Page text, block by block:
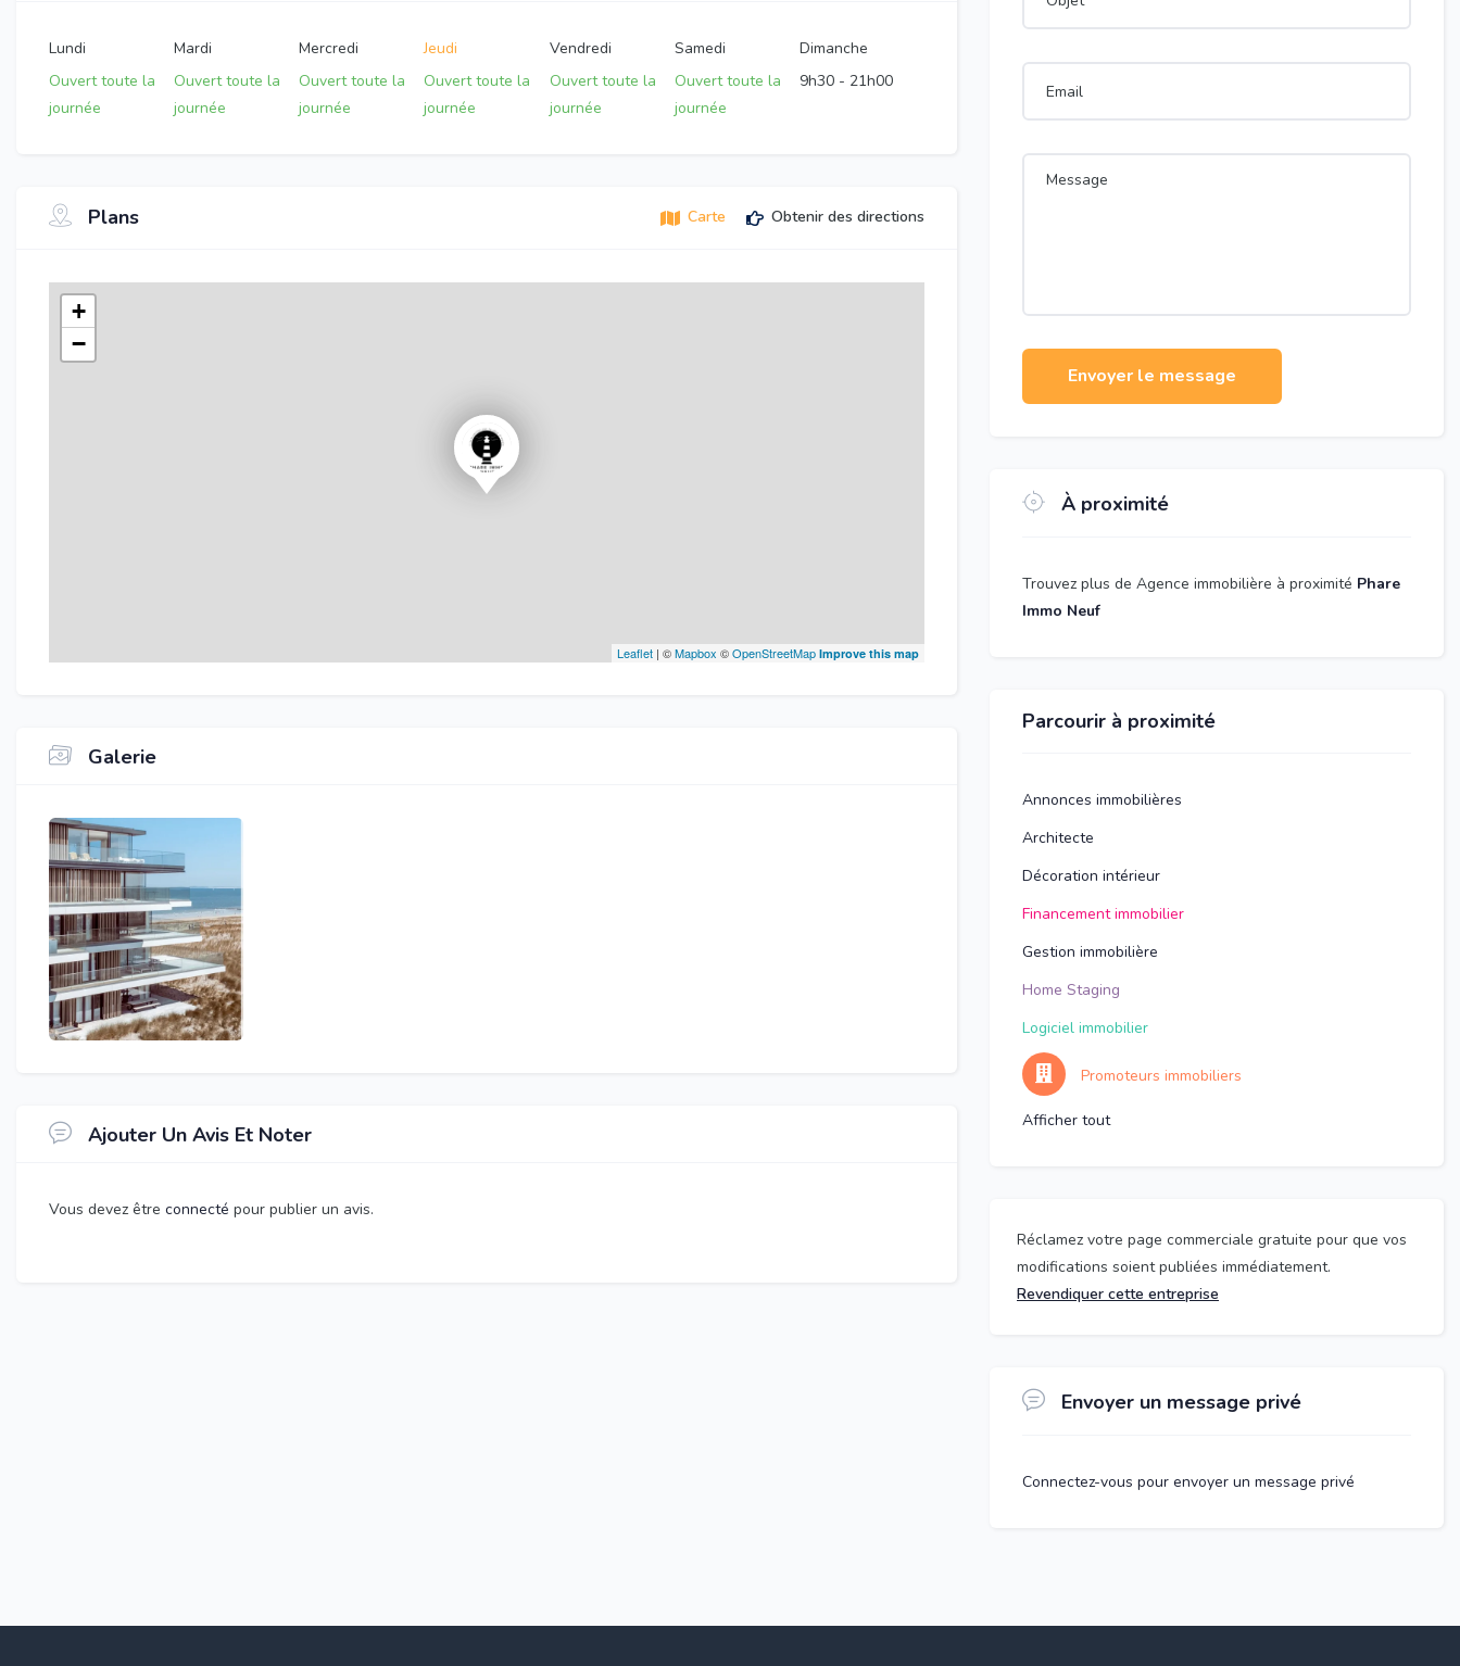
Lundi
Ouvert toute la
journée
Mardi
Ouvert toute la
journée
Mercredi
Ouvert toute la
journée
Jeudi
Ouvert toute la
journée
Vendredi
Ouvert toute la
journée
Samedi
Ouvert toute la
journée
Dimanche
9h30- 21h00
Plans Carte Obtenir des directions
+
−
Leaflet | ©Mapbox ©OpenStreetMap Improve this map
Galerie
Ajouter Un Avis Et Noter
Vous devez être connecté pour publier un avis.
Envoyer le message
À proximité
Trouvez plus de Agence immobilière à proximité Phare
Immo Neuf
Parcourir à proximité
Annonces immobilières
Architecte
Décoration intérieur
Financement immobilier
Gestion immobilière
Home Staging
Logiciel immobilier
Promoteurs immobiliers
Afficher tout
Réclamez votre page commerciale gratuite pour que vos
modifications soient publiées immédiatement.
Revendiquer cette entreprise
Envoyer un message privé
Connectez-vous pour envoyer un message privé